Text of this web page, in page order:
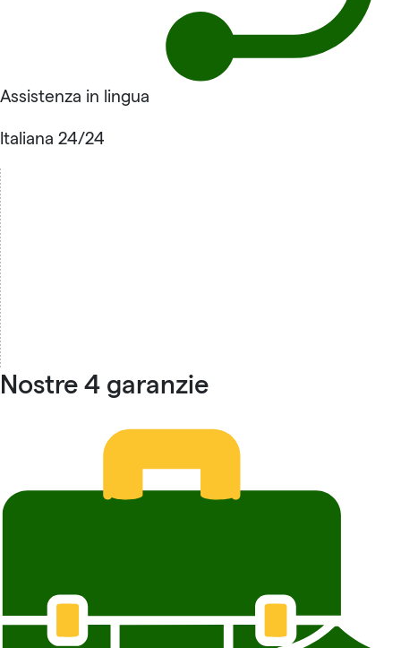
Assistenza in lingua
Italiana 24/24
Nostre 4 garanzie